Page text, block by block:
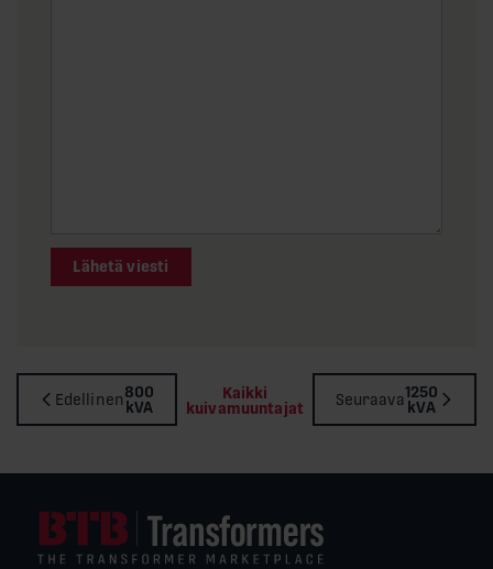
Lähetä viesti
Edellinen800
kVA
Kaikki
kuivamuuntajat
Seuraava1250
kVA